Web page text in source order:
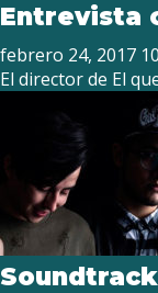
Entrevista
febrero 24, 2017
El director de El